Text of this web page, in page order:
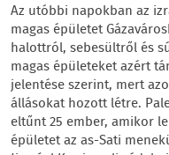
Az utóbbi napokban az
magas épületet
halottról, sebesültről és
magas épületeket azért
jelentése szerint, mert
állásokat hozott létre.
eltűnt 25 ember, amikor
épületet az as-Sati